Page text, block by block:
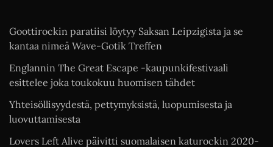
Goottirockin paratiisi löytyy Saksan Leipzigista ja se
kantaa nimeä Wave-Gotik Treffen
Englannin The Great Escape -kaupunkifestivaali
esittelee joka toukokuu huomisen tähdet
Yhteisöllisyydestä, pettymyksistä, luopumisesta ja
luovuttamisesta
Lovers Left Alive päivitti suomalaisen katurockin 2020-